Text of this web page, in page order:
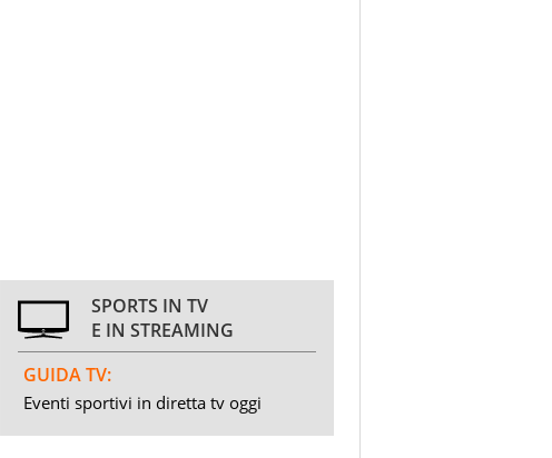
SPORTS IN TV
E IN STREAMING
GUIDA TV:
Eventi sportivi in diretta tv oggi